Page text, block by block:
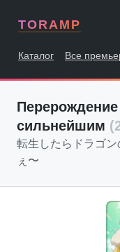
TORAMP
Каталог Все
сильнейшим
転生したらドラゴ
ぇ〜